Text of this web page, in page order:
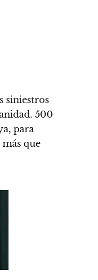
siniestros
500
para
que